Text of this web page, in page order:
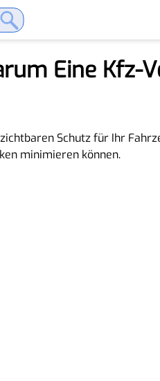
Eine Kfz-
Schutz für Ihr
minimieren können.